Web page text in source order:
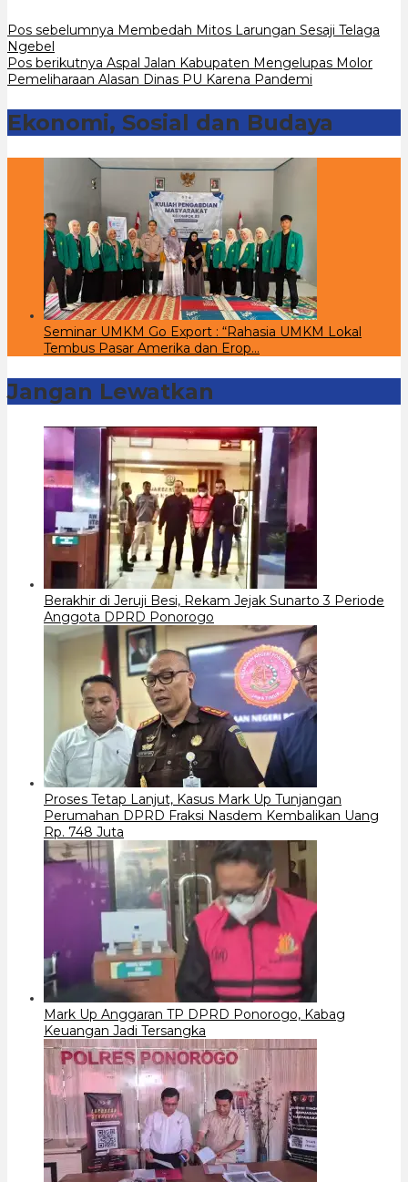
Navigasi
pos
Pos sebelumnya Membedah Mitos Larungan Sesaji Telaga
Ngebel
Pos berikutnya Aspal Jalan Kabupaten Mengelupas Molor
Pemeliharaan Alasan Dinas PU Karena Pandemi
Ekonomi, Sosial dan Budaya
Seminar UMKM Go Export : “Rahasia UMKM Lokal
Tembus Pasar Amerika dan Erop…
Jangan Lewatkan
Berakhir di Jeruji Besi, Rekam Jejak Sunarto 3 Periode
Anggota DPRD Ponorogo
Proses Tetap Lanjut, Kasus Mark Up Tunjangan
Perumahan DPRD Fraksi Nasdem Kembalikan Uang
Rp. 748 Juta
Mark Up Anggaran TP DPRD Ponorogo, Kabag
Keuangan Jadi Tersangka